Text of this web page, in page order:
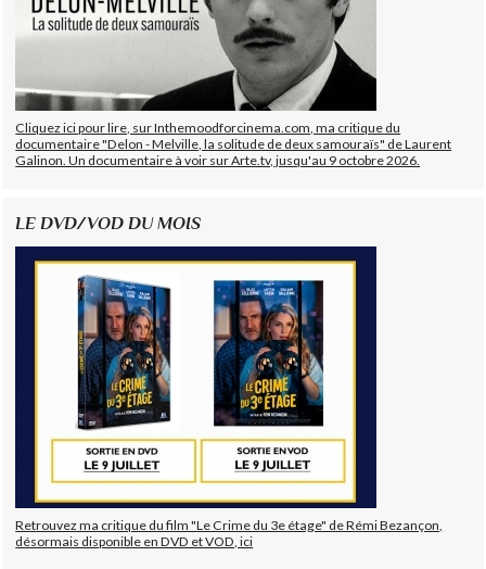
Cliquez ici pour lire, sur Inthemoodforcinema.com, ma critique du
documentaire "Delon - Melville, la solitude de deux samouraïs" de Laurent
Galinon. Un documentaire à voir sur Arte.tv, jusqu'au 9 octobre 2026.
LE DVD/VOD DU MOIS
Retrouvez ma critique du film "Le Crime du 3e étage" de Rémi Bezançon,
désormais disponible en DVD et VOD, ici